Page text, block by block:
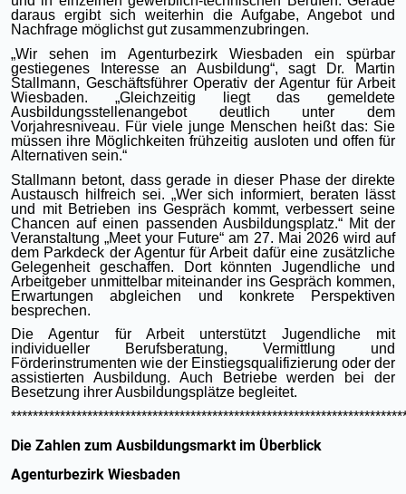
daraus ergibt sich weiterhin die Aufgabe, Angebot und
Nachfrage möglichst gut zusammenzubringen.
„Wir sehen im Agenturbezirk Wiesbaden ein spürbar
gestiegenes Interesse an Ausbildung“, sagt Dr. Martin
Stallmann, Geschäftsführer Operativ der Agentur für Arbeit
Wiesbaden. „Gleichzeitig liegt das gemeldete
Ausbildungsstellenangebot deutlich unter dem
Vorjahresniveau. Für viele junge Menschen heißt das: Sie
müssen ihre Möglichkeiten frühzeitig ausloten und offen für
Alternativen sein.“
Stallmann betont, dass gerade in dieser Phase der direkte
Austausch hilfreich sei. „Wer sich informiert, beraten lässt
und mit Betrieben ins Gespräch kommt, verbessert seine
Chancen auf einen passenden Ausbildungsplatz.“ Mit der
Veranstaltung „Meet your Future“ am 27. Mai 2026 wird auf
dem Parkdeck der Agentur für Arbeit dafür eine zusätzliche
Gelegenheit geschaffen. Dort könnten Jugendliche und
Arbeitgeber unmittelbar miteinander ins Gespräch kommen,
Erwartungen abgleichen und konkrete Perspektiven
besprechen.
Die Agentur für Arbeit unterstützt Jugendliche mit
individueller Berufsberatung, Vermittlung und
Förderinstrumenten wie der Einstiegsqualifizierung oder der
assistierten Ausbildung. Auch Betriebe werden bei der
Besetzung ihrer Ausbildungsplätze begleitet.
Die Zahlen zum Ausbildungsmarkt im Überblick
Agenturbezirk Wiesbaden